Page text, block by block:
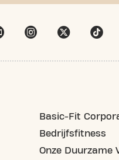
Basic-Fit
Bedrijfsfitness
Onze Duurzame